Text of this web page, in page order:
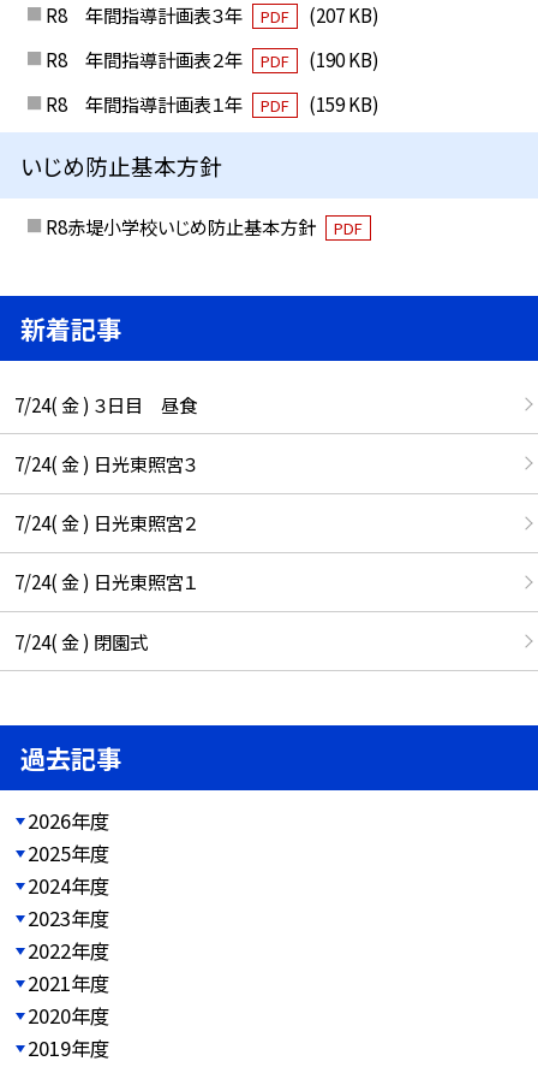
R8 年間指導計画表３年
PDF
(207 KB)
R8 年間指導計画表２年
PDF
(190 KB)
R8 年間指導計画表１年
PDF (159 KB)
いじめ防止基本方針
R8赤堤小学校いじめ防止基本方針 PDF
新着記事
7/24( 金 ) ３日目 昼食
7/24( 金 ) 日光東照宮３
7/24( 金 ) 日光東照宮２
7/24( 金 ) 日光東照宮１
7/24( 金 ) 閉園式
過去記事
2026年度
2025年度
2024年度
2023年度
2022年度
2021年度
2020年度
2019年度